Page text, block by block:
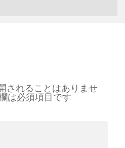
されることはありませ
は必須項目です